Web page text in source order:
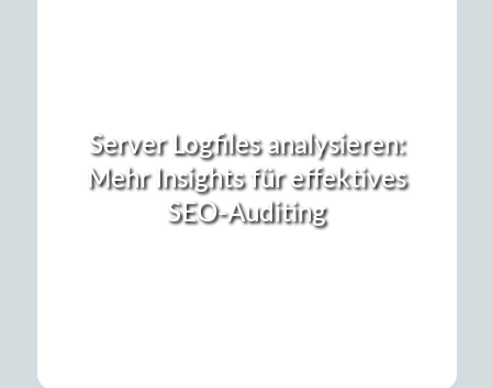
Server Logfiles analysieren:
Mehr Insights für effektives
SEO-Auditing